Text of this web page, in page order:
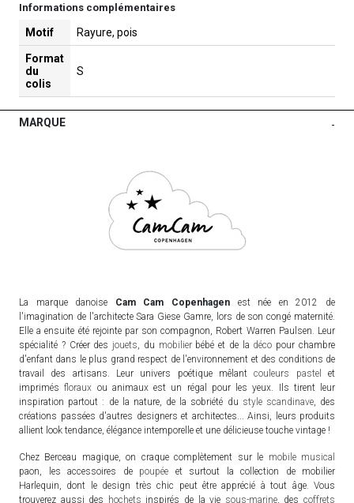
Informations complémentaires
Motif Rayure, pois
Format
du
colis
S
MARQUE -
La marque danoise Cam Cam Copenhagen est née en 2012 de
l'imagination de l'architecte Sara Giese Gamre, lors de son congé maternité.
Elle a ensuite été rejointe par son compagnon, Robert Warren Paulsen. Leur
spécialité ? Créer des jouets , du mobilierbébé et de la déco pour chambre
d'enfant dans le plus grand respect de l'environnement et des conditions de
travail des artisans. Leur univers poétique mêlantcouleurs pastel
et
imprimésfloraux ou animaux est un régal pour les yeux. Ils tirent leur
inspiration partout : de la nature, de la sobriété du style scandinave, des
créations passées d'autres designers et architectes... Ainsi, leurs produits
allient look tendance, élégance intemporelle et une délicieuse touche vintage !
Chez Berceau magique, on craque complètement sur le mobile musical
paon, les accessoires de poupée et surtout la collection de mobilier
Harlequin, dont le design très chic peut être apprécié à tout âge. Vous
trouverez aussi des hochets inspirés de la vie sous-marine, descoffrets